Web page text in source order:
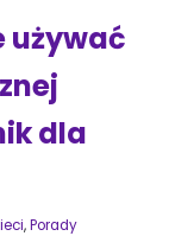
używać
dla
,Porady